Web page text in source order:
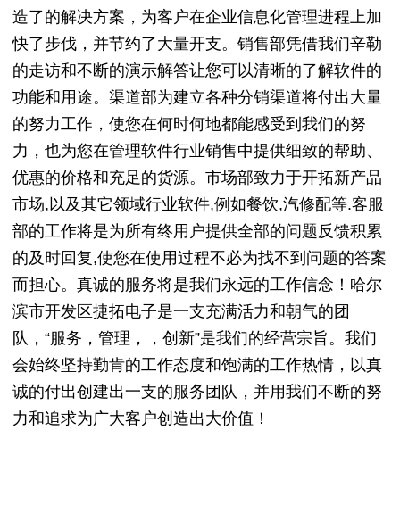
造了的解决方案，为客户在企业信息化管理进程上加
快了步伐，并节约了大量开支。销售部凭借我们辛勒
的走访和不断的演示解答让您可以清晰的了解软件的
功能和用途。渠道部为建立各种分销渠道将付出大量
的努力工作，使您在何时何地都能感受到我们的努
力，也为您在管理软件行业销售中提供细致的帮助、
优惠的价格和充足的货源。市场部致力于开拓新产品
市场,以及其它领域行业软件,例如餐饮,汽修配等.客服
部的工作将是为所有终用户提供全部的问题反馈积累
的及时回复,使您在使用过程不必为找不到问题的答案
而担心。真诚的服务将是我们永远的工作信念！哈尔
滨市开发区捷拓电子是一支充满活力和朝气的团
队，“服务，管理，，创新”是我们的经营宗旨。我们
会始终坚持勤肯的工作态度和饱满的工作热情，以真
诚的付出创建出一支的服务团队，并用我们不断的努
力和追求为广大客户创造出大价值！